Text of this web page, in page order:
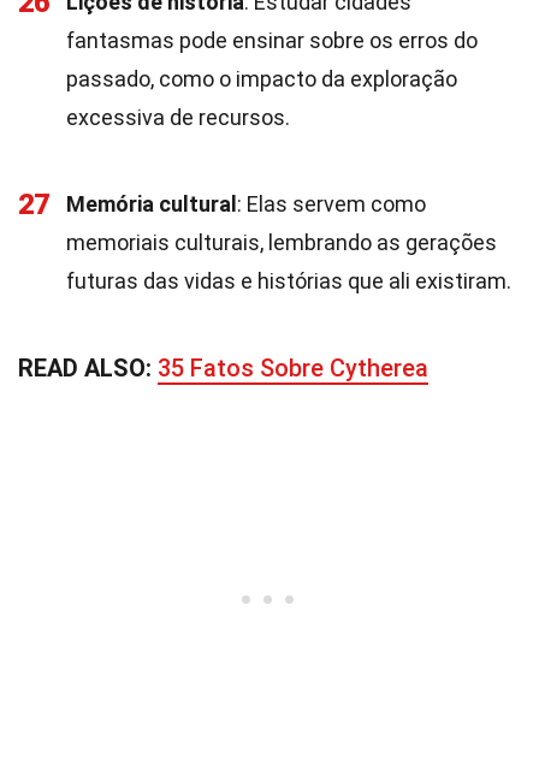
fantasmas pode ensinar sobre os erros do
passado, como o impacto da exploração
excessiva de recursos.
27 Memória cultural : Elas servem como
memoriais culturais, lembrando as gerações
futuras das vidas e histórias que ali existiram.
READ ALSO: 35 Fatos Sobre Cytherea